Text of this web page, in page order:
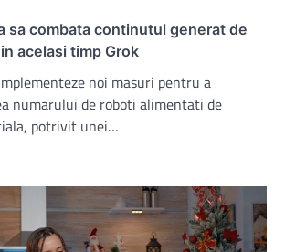
sa combata continutul generat de
acelasi timp Grok
noi masuri pentru a
numarului de roboti alimentati de
potrivit unei…